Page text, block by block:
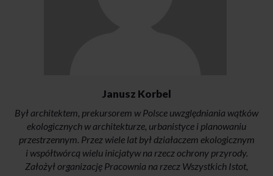
Janusz Korbel
Był architektem, prekursorem w Polsce uwzględniania wątków
ekologicznych w architekturze, urbanistyce i planowaniu
przestrzennym. Przez wiele lat był działaczem ekologicznym
i współtwórcą wielu inicjatyw na rzecz ochrony przyrody.
Założył organizację Pracownia na rzecz Wszystkich Istot,